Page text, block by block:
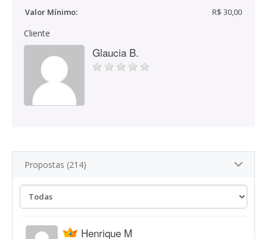
Valor Mínimo:
R$ 30,00
Cliente
Glaucia B.
Propostas (214)
Henrique M